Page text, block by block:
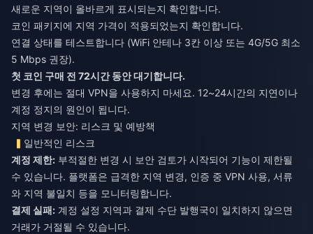
새로운 지역이 올바르게 표시되는지 확인합니다.
코인 패키지에 지역 가격이 적용되었는지 확인합니다.
연결 상태를 테스트합니다 (WiFi 안테나 3칸 이상 또는 4G/5G 최소
5 Mbps 권장).
첫 코인 구매 전 72시간 동안 대기합니다.
변경 후에는 절대 VPN을 사용하지 마세요. 12~24시간의 지연이나
계정 정지의 원인이 됩니다.
지역 변경 보안: 리스크 및 예방책
일반적인 리스크
계정 제한: 부적절한 변경 시 보안 검토가 시작되어 기능이 제한될
수 있습니다. 플랫폼은 급격한 지역 변경, 인증 중 VPN 사용, 서류
와 지역 불일치 등을 모니터링합니다.
결제 실패: 계정 설정 지역과 결제 수단 발행국이 일치하지 않으면
거래가 거절될 수 있습니다.